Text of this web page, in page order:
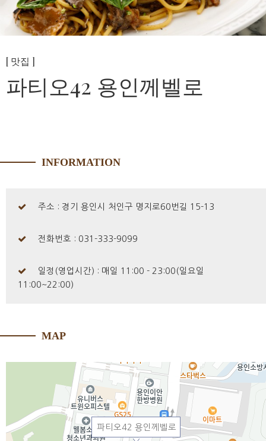
[ 맛집 ]
파티오42 용인께벨로
INFORMATION
주소 : 경기 용인시 처인구 명지로60번길 15-13
전화번호 : 031-333-9099
일정(영업시간) : 매일 11:00 - 23:00(일요일
11:00~22:00)
MAP
파티오42 용인께벨로